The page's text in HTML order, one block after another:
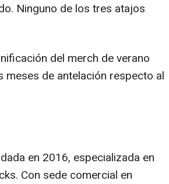
Ninguno de los tres atajos
del merch de verano
de antelación respecto al
en 2016, especializada en
Con sede comercial en